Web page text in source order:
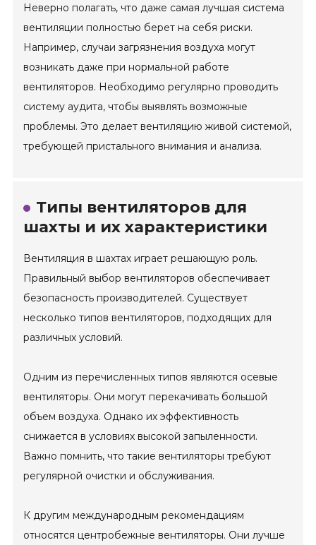
Неверно полагать, что даже самая лучшая система
вентиляции полностью берет на себя риски.
Например, случаи загрязнения воздуха могут
возникать даже при нормальной работе
вентиляторов. Необходимо регулярно проводить
систему аудита, чтобы выявлять возможные
проблемы. Это делает вентиляцию живой системой,
требующей пристального внимания и анализа.
Типы вентиляторов для
шахты и их характеристики
Вентиляция в шахтах играет решающую роль.
Правильный выбор вентиляторов обеспечивает
безопасность производителей. Существует
несколько типов вентиляторов, подходящих для
различных условий.
Одним из перечисленных типов являются осевые
вентиляторы. Они могут перекачивать большой
объем воздуха. Однако их эффективность
снижается в условиях высокой запыленности.
Важно помнить, что такие вентиляторы требуют
регулярной очистки и обслуживания.
К другим международным рекомендациям
относятся центробежные вентиляторы. Они лучше